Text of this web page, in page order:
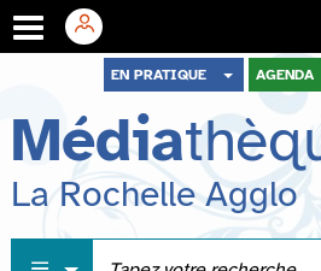
menu
contenu
recherche
EN PRATIQUE AGENDA
Média
La Rochelle Agglo